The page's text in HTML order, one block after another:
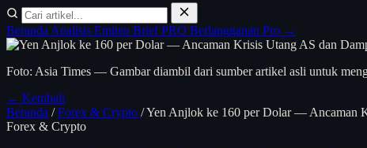
Beranda Analisis Emiten BriefPRO Berlangganan Pro →
Foto: Asia Times — Gambar diambil dari sumber artikel asli untuk
← Kembali
Beranda / Forex & Crypto /Yen Anjlok ke 160 per Dolar — Ancaman
Forex & Crypto